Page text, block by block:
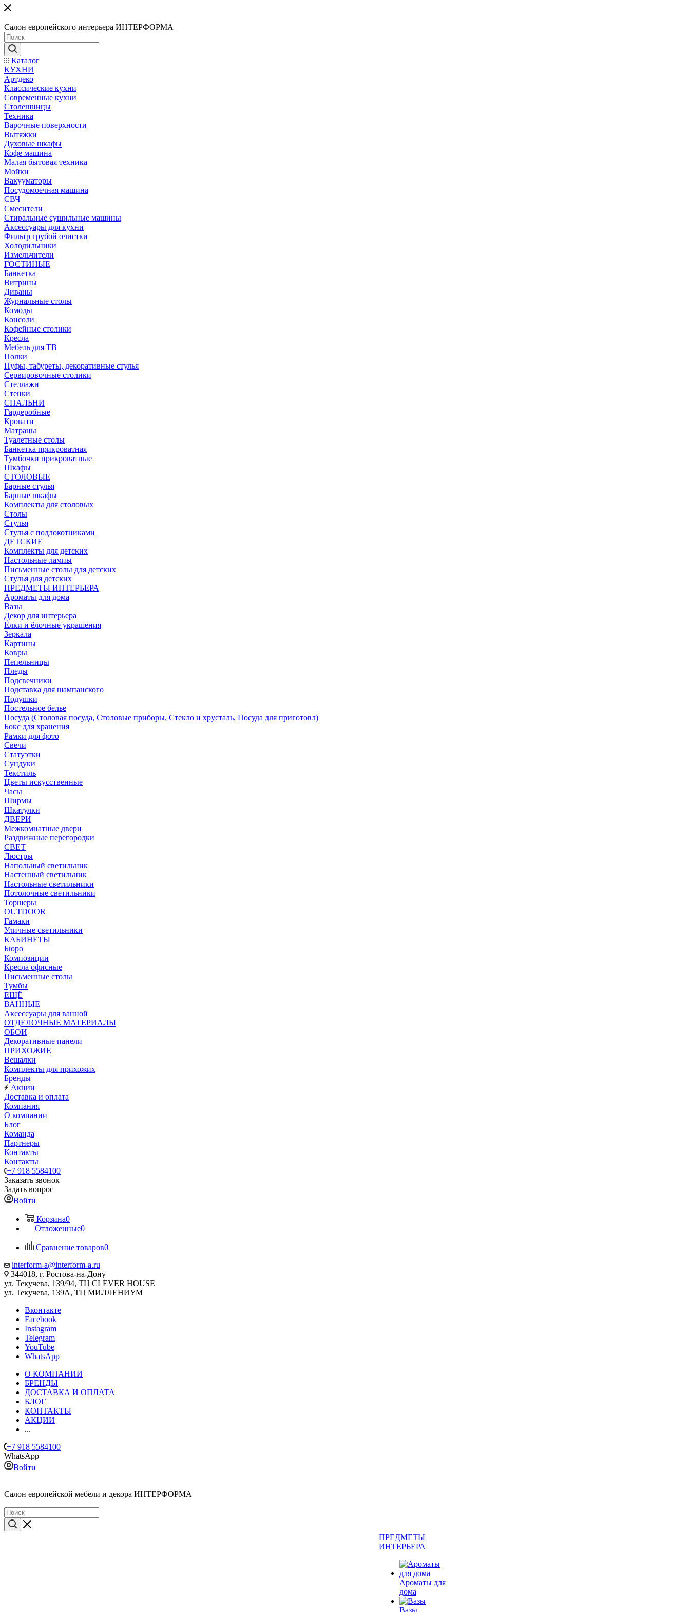
Салон европейского интерьера ИНТЕРФОРМА
Каталог
КУХНИ
Артдеко
Классические кухни
Современные кухни
Столешницы
Техника
Варочные поверхности
Вытяжки
Духовые шкафы
Кофе машина
Малая бытовая техника
Мойки
Вакууматоры
Посудомоечная машина
СВЧ
Смесители
Стиральные сушильные машины
Аксессуары для кухни
Фильтр грубой очистки
Холодильники
Измельчители
ГОСТИНЫЕ
Банкетка
Витрины
Диваны
Журнальные столы
Комоды
Консоли
Кофейные столики
Кресла
Мебель для ТВ
Полки
Пуфы, табуреты, декоративные стулья
Сервировочные столики
Стеллажи
Стенки
СПАЛЬНИ
Гардеробные
Кровати
Матрацы
Туалетные столы
Банкетка прикроватная
Тумбочки прикроватные
Шкафы
СТОЛОВЫЕ
Барные стулья
Барные шкафы
Комплекты для столовых
Столы
Стулья
Стулья с подлокотниками
ДЕТСКИЕ
Комплекты для детских
Настольные лампы
Письменные столы для детских
Стулья для детских
ПРЕДМЕТЫ ИНТЕРЬЕРА
Ароматы для дома
Вазы
Декор для интерьера
Ёлки и ёлочные украшения
Зеркала
Картины
Ковры
Пепельницы
Пледы
Подсвечники
Подставка для шампанского
Подушки
Постельное белье
Посуда (Столовая посуда, Столовые приборы, Стекло и хрусталь, Посуда для приготовл)
Бокс для хранения
Рамки для фото
Свечи
Статуэтки
Сундуки
Текстиль
Цветы искусственные
Часы
Ширмы
Шкатулки
ДВЕРИ
Межкомнатные двери
Раздвижные перегородки
СВЕТ
Люстры
Напольный светильник
Настенный светильник
Настольные светильники
Потолочные светильники
Торшеры
OUTDOOR
Гамаки
Уличные светильники
КАБИНЕТЫ
Бюро
Композиции
Кресла офисные
Письменные столы
Тумбы
ЕЩЁ
ВАННЫЕ
Аксессуары для ванной
ОТДЕЛОЧНЫЕ МАТЕРИАЛЫ
ОБОИ
Декоративные панели
ПРИХОЖИЕ
Вешалки
Комплекты для прихожих
Бренды
Акции
Доставка и оплата
Компания
О компании
Блог
Команда
Партнеры
Контакты
Контакты
+7 918 5584100
Заказать звонок
Задать вопрос
Войти
Корзина0
Отложенные0
Сравнение товаров0
interform-a@interform-a.ru
344018, г. Ростова-на-Дону
ул. Текучева, 139/94, ТЦ CLEVER HOUSE
ул. Текучева, 139А, ТЦ МИЛЛЕНИУМ
Вконтакте
Facebook
Instagram
Telegram
YouTube
WhatsApp
О КОМПАНИИ
БРЕНДЫ
ДОСТАВКА И ОПЛАТА
БЛОГ
КОНТАКТЫ
АКЦИИ
...
+7 918 5584100
WhatsApp
Войти
Cалон европейской мебели и декора ИНТЕРФОРМА
ПРЕДМЕТЫ
ИНТЕРЬЕРА
Ароматы для
дома
Вазы